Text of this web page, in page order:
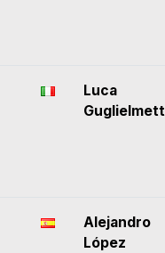
Luca
Alejandro
López